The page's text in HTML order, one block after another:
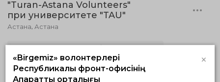
"Turan-Astana Volunteers"
при университете "TAU"
Астана, Астана
Медицинадағы волонтерлік және донорлық
Экологиялық волонтерлік Әлеуметтік волонтерлік
«Birgemiz» волонтерлері
Республикалық фронт-офисінің
Ақпараттық орталығы
×